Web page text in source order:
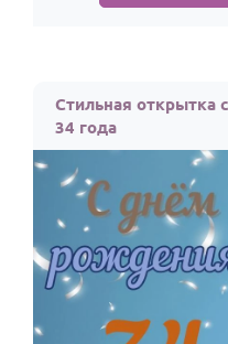
Пожелания
Стильная
34 года